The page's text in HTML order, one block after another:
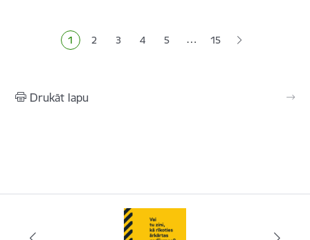
Pašreizējā lapa
1 Lapa
2 Lapa
3 Lapa
4 Lapa
5 … 15
Drukāt lapu